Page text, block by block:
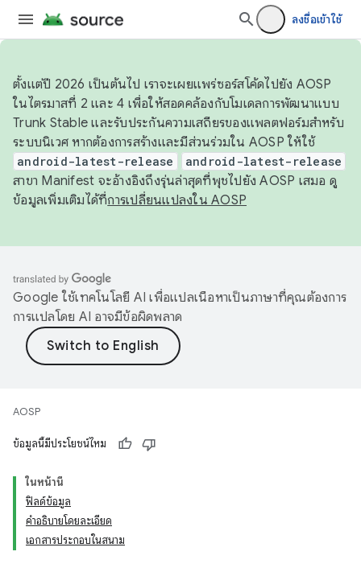
ลงชื่อเข้าใช้
ตั้งแต่ปี 2026 เป็นต้นไป เราจะเผยแพร่ซอร์สโค้ดไปยัง AOSP
ในไตรมาสที่ 2 และ 4 เพื่อให้สอดคล้องกับโมเดลการพัฒนาแบบ
Trunk Stable และรับประกันความเสถียรของแพลตฟอร์มสำหรับ
ระบบนิเวศ หากต้องการสร้างและมีส่วนร่วมใน AOSP ให้ใช้
android-latest-release android-latest-release
สาขา Manifest จะอ้างอิงถึงรุ่นล่าสุดที่พุชไปยัง AOSP เสมอ ดู
ข้อมูลเพิ่มเติมได้ที่การเปลี่ยนแปลงใน AOSP
Google ใช้เทคโนโลยี AI เพื่อแปลเนื้อหาเป็นภาษาที่คุณต้องการ
การแปลโดย AI อาจมีข้อผิดพลาด
AOSP
ข้อมูลนี้มีประโยชน์ไหม
ในหน้านี้
ฟิลด์ข้อมูล
คำอธิบายโดยละเอียด
เอกสารประกอบในสนาม